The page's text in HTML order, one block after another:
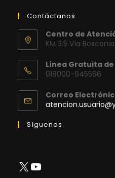
Contáctanos
Centro de
KM 3.5 Vía
Línea Gratuita
018000-945566
Correo
Síguenos
X YouTube